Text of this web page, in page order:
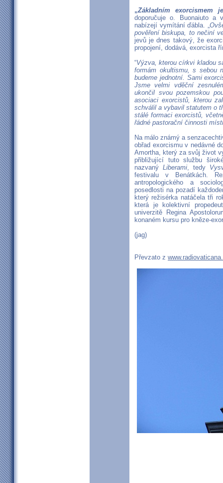
„Základním exorcismem
doporučuje o. Buonaiuto a
nabízejí vymítání ďábla. „
pověření biskupa, to nečiní
jevů je dnes takový, že
propojení, dodává, exorcista
“Výzva, kterou církvi kladou
formám okultismu, s sebou
budeme jednotní. Sami
Jsme velmi vděční
ukončil svou pozemskou
asociaci exorcistů, kterou
schválil a vybavil statutem o
stálé formaci exorcistů,
řádné pastorační činnosti
Na málo známý a
obřad exorcismu v nedávné
Amortha, který za svůj život
přibližující tuto službu
nazvanýLiberami, tedy
festivalu v Benátkách.
antropologického a
posedlosti na pozadí
který režisérka natáčela tři
která je kolektivní
univerzitě Regina
konaném kursu pro kněze-
(jag)
Převzato z